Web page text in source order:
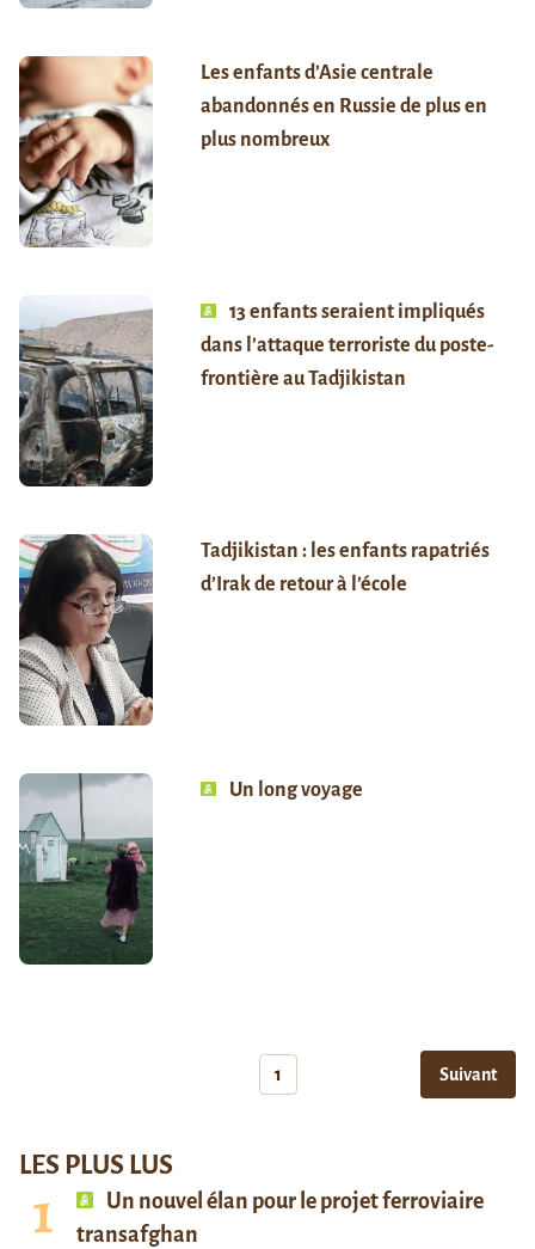
Les enfants d’Asie centrale
abandonnés en Russie de plus en
plus nombreux
13 enfants seraient impliqués
dans l’attaque terroriste du poste-
frontière au Tadjikistan
Tadjikistan : les enfants rapatriés
d’Irak de retour à l’école
Un long voyage
1 Suivant
LES PLUS LUS
Un nouvel élan pour le projet ferroviaire
transafghan